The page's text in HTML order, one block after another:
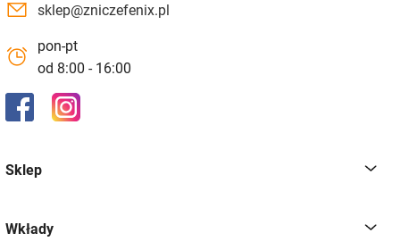
sklep@zniczefenix.pl
pon-pt
od 8:00 - 16:00
Sklep
Wkłady